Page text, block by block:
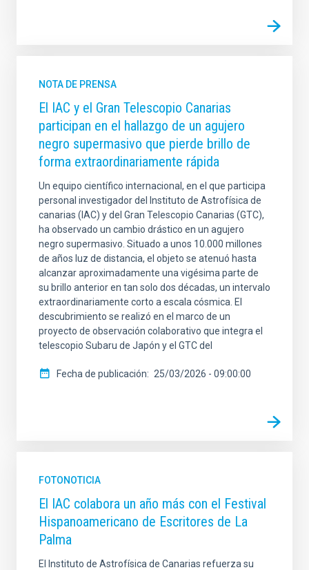
NOTA DE PRENSA
El IAC y el Gran Telescopio Canarias
participan en el hallazgo de un agujero
negro supermasivo que pierde brillo de
forma extraordinariamente rápida
Un equipo científico internacional, en el que participa
personal investigador del Instituto de Astrofísica de
canarias (IAC) y del Gran Telescopio Canarias (GTC),
ha observado un cambio drástico en un agujero
negro supermasivo. Situado a unos 10.000 millones
de años luz de distancia, el objeto se atenuó hasta
alcanzar aproximadamente una vigésima parte de
su brillo anterior en tan solo dos décadas, un intervalo
extraordinariamente corto a escala cósmica. El
descubrimiento se realizó en el marco de un
proyecto de observación colaborativo que integra el
telescopio Subaru de Japón y el GTC del
Fecha de publicación 25/03/2026 - 09:00:00
FOTONOTICIA
El IAC colabora un año más con el Festival
Hispanoamericano de Escritores de La
Palma
El Instituto de Astrofísica de Canarias refuerza su